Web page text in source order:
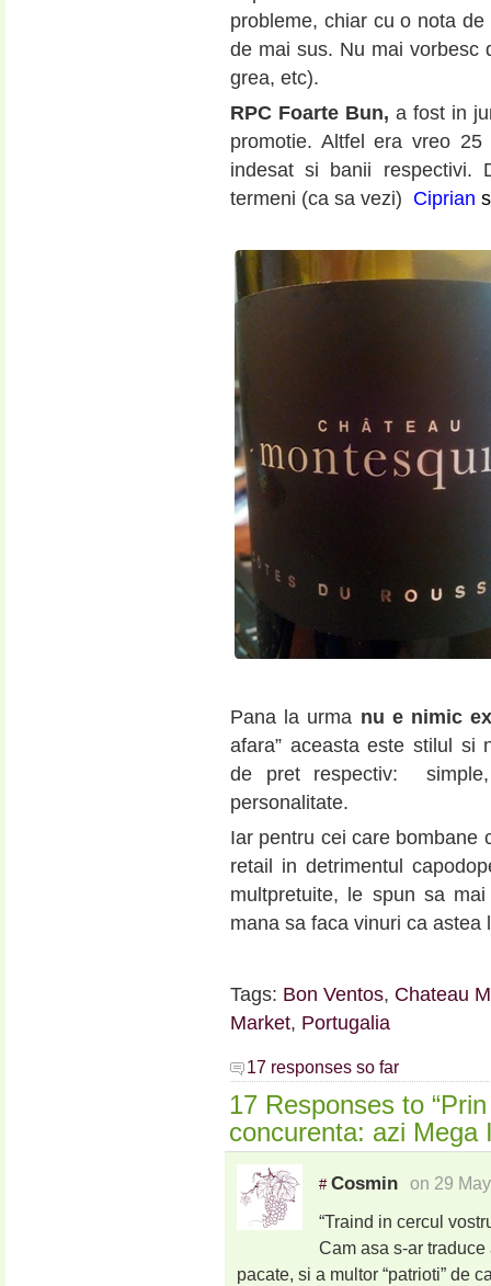
probleme, chiar cu o nota
de mai sus. Nu mai vorbesc
grea, etc).
RPC Foarte Bun,a fost in
promotie. Altfel era vreo
indesat si banii respectivi.
termeni (ca sa vezi) Ciprian
Pana la urma nu e nimic
afara” aceasta este stilul si
de pret respectiv:
personalitate.
Iar pentru cei care bombane
retail in detrimentul
multpretuite, le spun sa
mana sa faca vinuri ca
Tags: Bon Ventos, Chateau
Market, Portugalia
17 responses so far
17 Responses to
concurenta: azi
# Cosmin on 29
“Traind in cercul
Cam asa s-ar
pacate, si a multor “patrioti” de